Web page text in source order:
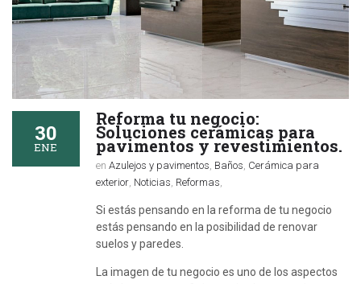
30
ENE
Reforma tu negocio:
Soluciones cerámicas para
pavimentos y revestimientos.
en Azulejos y pavimentos, Baños, Cerámica para
exterior, Noticias, Reformas,
Si estás pensando en la reforma de tu negocio
estás pensando en la posibilidad de renovar
suelos y paredes.
La imagen de tu negocio es uno de los aspectos